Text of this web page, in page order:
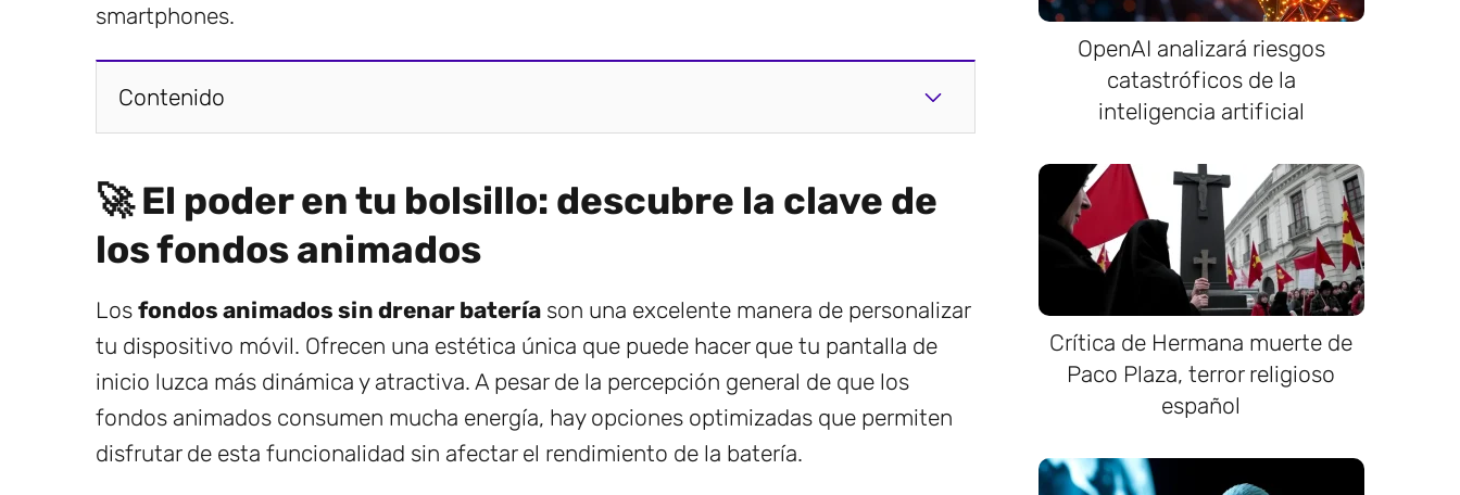
smartphones.
Contenido
🚀 El poder en tu bolsillo: descubre la clave de
los fondos animados
Los fondos animados sin drenar batería son una excelente manera de personalizar
tu dispositivo móvil. Ofrecen una estética única que puede hacer que tu pantalla de
inicio luzca más dinámica y atractiva. A pesar de la percepción general de que los
fondos animados consumen mucha energía, hay opciones optimizadas que permiten
disfrutar de esta funcionalidad sin afectar el rendimiento de la batería.
OpenAI analizará riesgos
catastróficos de la
inteligencia artificial
Crítica de Hermana muerte de
Paco Plaza, terror religioso
español